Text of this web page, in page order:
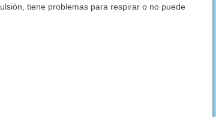
tiene problemas para respirar o no puede